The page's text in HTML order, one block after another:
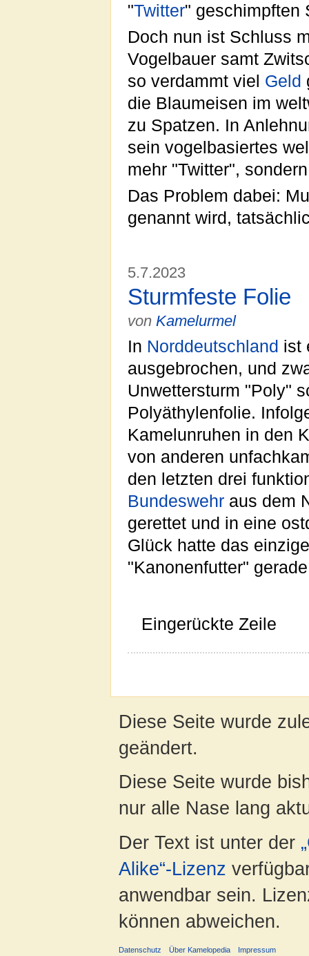
"Twitter" geschimpften
Doch nun ist Schluss
Vogelbauer samt
so verdammt viel Geld
die Blaumeisen im
zu Spatzen. In
sein vogelbasiertes
mehr "Twitter",
Das Problem dabei:
genannt wird,
5.7.2023
Sturmfeste Folie
von Kamelurmel
In Norddeutschland ist
ausgebrochen, und
Unwettersturm "Poly"
Polyäthylenfolie.
Kamelunruhen in den
von anderen
den letzten drei
Bundeswehr aus dem
gerettet und in eine
Glück hatte das
"Kanonenfutter"
Eingerückte Zeile
Diese Seite wurde
geändert.
Diese Seite wurde
nur alle Nase lang
Der Text ist unter der
Alike“-Lizenz
anwendbar sein.
können abweichen.
Datenschutz Über Kamelopedia Impressum